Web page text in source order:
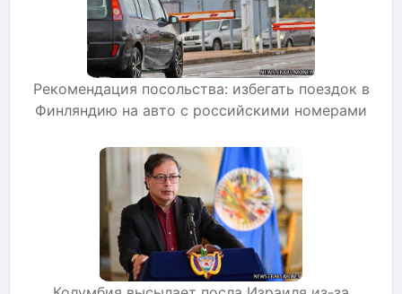
Рекомендация посольства: избегать поездок в
Финляндию на авто с российскими номерами